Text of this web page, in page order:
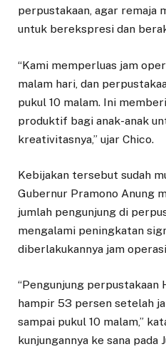
perpustakaan, agar remaja
untuk berekspresi dan
“Kami memperluas jam
malam hari, dan
pukul 10 malam. Ini
produktif bagi anak-anak
kreativitasnya,” ujar Chico.
Kebijakan tersebut sudah
Gubernur Pramono Anung
jumlah pengunjung di
mengalami peningkatan
diberlakukannya jam
“Pengunjung perpustakaan
hampir 53 persen setelah
sampai pukul 10 malam,”
kunjungannya ke sana pada